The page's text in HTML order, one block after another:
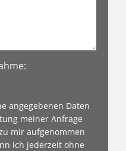
angegebenen Daten
meiner Anfrage
mir aufgenommen
ich jederzeit ohne